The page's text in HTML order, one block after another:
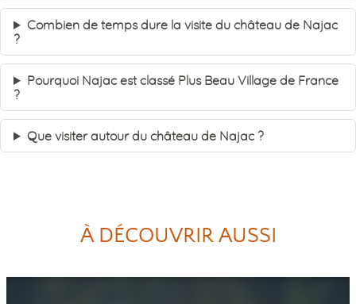
Combien de temps dure la visite du château de Najac
?
Pourquoi Najac est classé Plus Beau Village de France
?
Que visiter autour du château de Najac ?
À DÉCOUVRIR AUSSI